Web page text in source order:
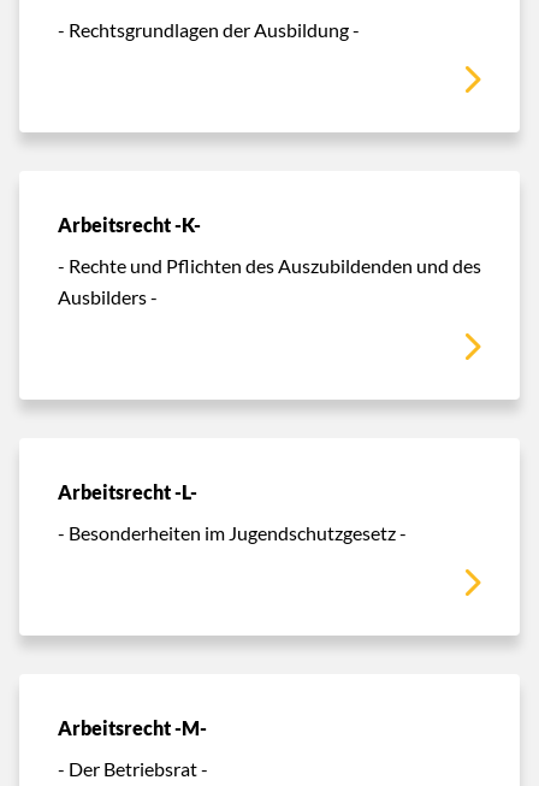
- Rechtsgrundlagen der Ausbildung -
Arbeitsrecht -K-
- Rechte und Pflichten des Auszubildenden und des
Ausbilders -
Arbeitsrecht -L-
- Besonderheiten im Jugendschutzgesetz -
Arbeitsrecht -M-
- Der Betriebsrat -